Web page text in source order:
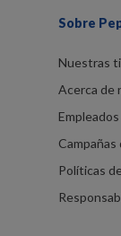
Sobre
Nuestras
Acerca de
Empleados
Políticas